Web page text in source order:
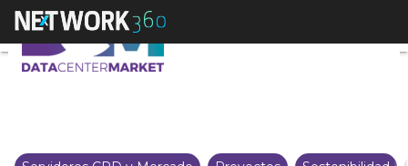
IBM y L’Oréal desarrollan un